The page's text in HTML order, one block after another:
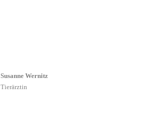
Susanne Wernitz
Tierärztin